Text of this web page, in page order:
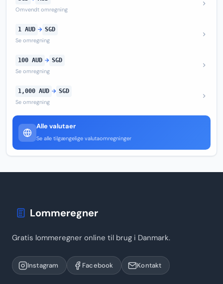
Omvendt omregning
1 AUD → SGD
Se omregning
100 AUD → SGD
Se omregning
1,000 AUD → SGD
Se omregning
Alle valutaer
Se alle tilgængelige valutaomregninger
Lommeregner
Gratis lommeregner online til brug i Danmark.
Instagram Facebook Kontakt